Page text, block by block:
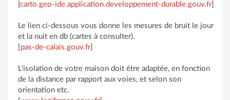
carto.geo-ide.application.developpement-durable.gouv.fr]
Le lien ci-dessous vous donne les mesures de bruit le jour
et la nuit en db (cartes à consulter).
pas-de-calais.gouv.fr]
L'isolation de votre maison doit être adaptée, en fonction
de la distance par rapport aux voies, et selon son
orientation etc.